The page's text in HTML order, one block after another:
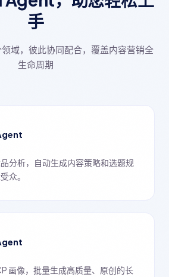
手
域，彼此协同配合，覆盖内容营销全
生命周期
分析，自动生成内容策略和选题规
众。
画像，批量生成高质量、原创的长